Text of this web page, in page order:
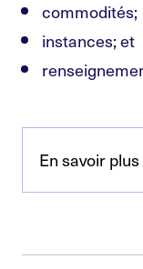
commodités;
instances; et
En savoir